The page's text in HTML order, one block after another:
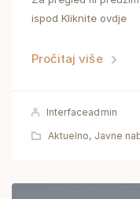
ispod Kliknite ovdje
Pročitaj više
Interfaceadmin
Aktuelno, Javne